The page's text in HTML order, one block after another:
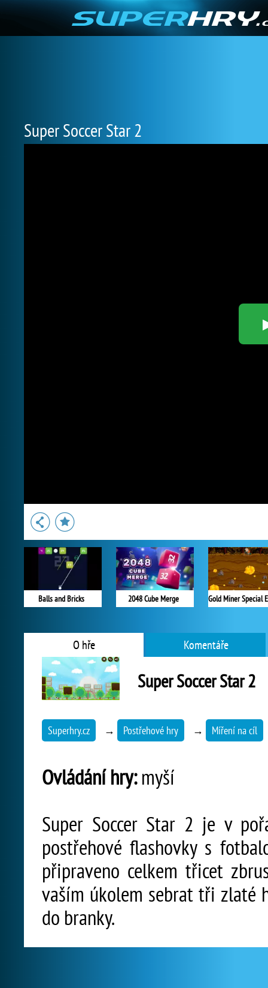
Super Soccer Star 2
Balls and Bricks 2048 Cube Merge
O hře Komentáře
Super Soccer Star 2
Superhry.cz → Postřehové hry → Míření na cíl
Ovládání hry:myší
Super Soccer Star 2 je v
postřehové flashovky s
připraveno celkem třicet
vaším úkolem sebrat tři zlaté
do branky.